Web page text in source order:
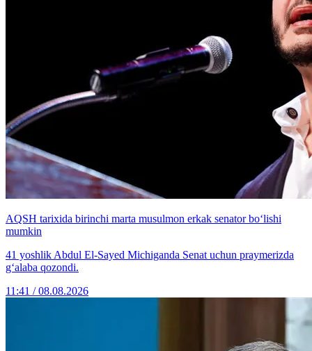
AQSH tarixida birinchi marta musulmon erkak senator bo‘lishi
mumkin
41 yoshlik Abdul El-Sayed Michiganda Senat uchun praymerizda
g‘alaba qozondi.
11:41 / 08.08.2026